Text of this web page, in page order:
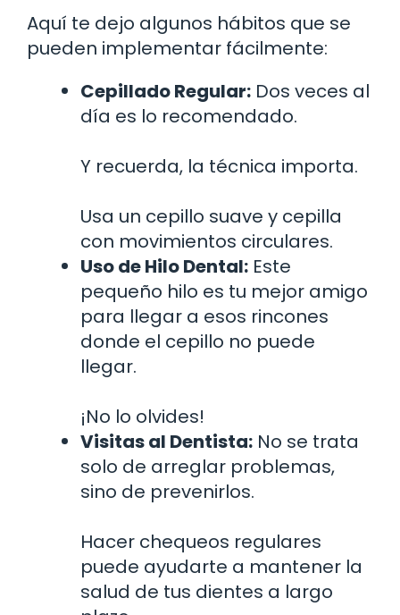
Aquí te dejo algunos hábitos que se
pueden implementar fácilmente:
Cepillado Regular: Dos veces al
día es lo recomendado.
Y recuerda, la técnica importa.
Usa un cepillo suave y cepilla
con movimientos circulares.
Uso de Hilo Dental: Este
pequeño hilo es tu mejor amigo
para llegar a esos rincones
donde el cepillo no puede
llegar.
¡No lo olvides!
Visitas al Dentista: No se trata
solo de arreglar problemas,
sino de prevenirlos.
Hacer chequeos regulares
puede ayudarte a mantener la
salud de tus dientes a largo